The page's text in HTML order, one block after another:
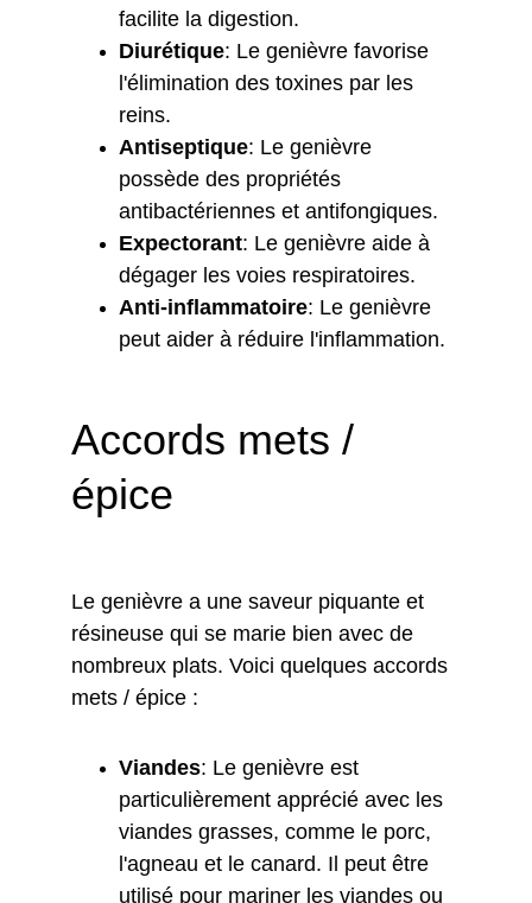
facilite la digestion.
Diurétique: Le genièvre favorise
l'élimination des toxines par les
reins.
Antiseptique: Le genièvre
possède des propriétés
antibactériennes et antifongiques.
Expectorant: Le genièvre aide à
dégager les voies respiratoires.
Anti-inflammatoire: Le genièvre
peut aider à réduire l'inflammation.
Accords mets /
épice
Le genièvre a une saveur piquante et
résineuse qui se marie bien avec de
nombreux plats. Voici quelques accords
mets / épice :
Viandes: Le genièvre est
particulièrement apprécié avec les
viandes grasses, comme le porc,
l'agneau et le canard. Il peut être
utilisé pour mariner les viandes ou